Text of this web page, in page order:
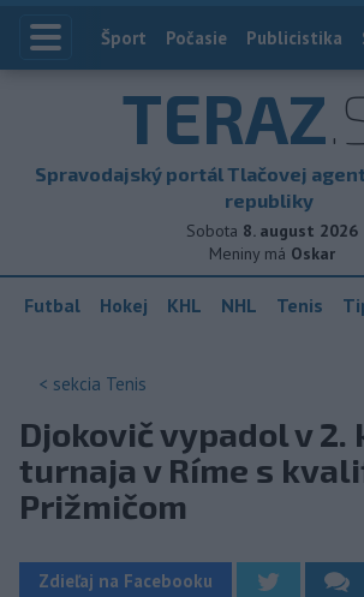
Index
Šport Počasie Publicistika
TERAZ
Spravodajský portál Tlačovej
republiky
Sobota 8. august 2026
Meniny má Oskar
Futbal Hokej KHL NHL Tenis
< sekcia Tenis
Djokovič vypadol v 2.
turnaja v Ríme s
Prižmičom
Zdieľaj na Facebooku